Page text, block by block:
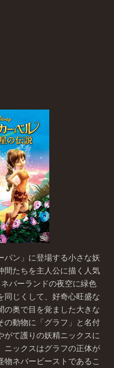
パン」に登場する小さな妖
間たちを主人公に描く人気
バーランドの夜空に緑色
同じくして、好奇心旺盛な
の奥で目を覚ました大きな
の動物に「グラフ」と名付
がて護りの妖精ニックスに
ニックスはグラフの正体が
ネバービーストであるこ